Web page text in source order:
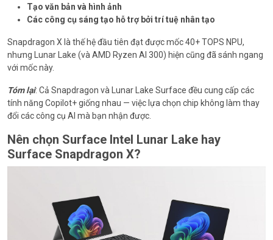
Tạo văn bản và hình ảnh
Các công cụ sáng tạo hỗ trợ bởi trí tuệ nhân tạo
Snapdragon X là thế hệ đầu tiên đạt được mốc 40+ TOPS NPU,
nhưng Lunar Lake (và AMD Ryzen AI 300) hiện cũng đã sánh ngang
với mốc này.
Tóm lại: Cả Snapdragon và Lunar Lake Surface đều cung cấp các
tính năng Copilot+ giống nhau — việc lựa chọn chip không làm thay
đổi các công cụ AI mà bạn nhận được.
Nên chọn Surface Intel Lunar Lake hay
Surface Snapdragon X?